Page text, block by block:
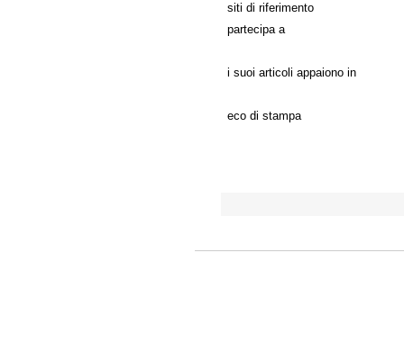
siti di riferimento
partecipa a
i suoi articoli appaiono in
eco di stampa